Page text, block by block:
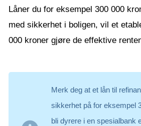
Låner du for eksempel 300 000
med sikkerhet i boligen, vil et
000 kroner gjøre de effektive
Merk deg at et lån til
sikkerhet på for eksempel
bli dyrere i en spesialbank